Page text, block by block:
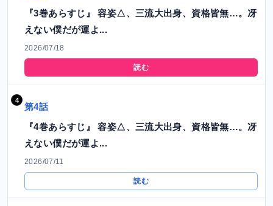
『3巻あらすじ』 容姿△、三流大出身、資格皆無…。冴
えない僕だが運よ...
2026/07/18
読む
第4話
『4巻あらすじ』 容姿△、三流大出身、資格皆無…。冴
えない僕だが運よ...
2026/07/11
読む